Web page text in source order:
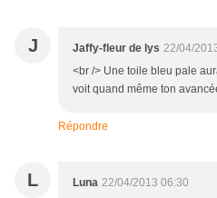
J Jaffy-fleur de lys 22/04/
<br /> Une toile bleu pale
voit quand même ton
Répondre
L Luna 22/04/2013 06:30